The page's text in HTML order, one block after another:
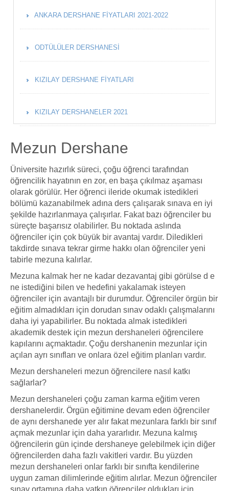
ANKARA DERSHANE FIYATLARI 2021-2022
ODTÜLÜLER DERSHANESI
KIZILAY DERSHANE FIYATLARI
KIZILAY DERSHANELER 2021
Mezun Dershane
Üniversite hazırlık süreci, çoğu öğrenci tarafından
öğrencilik hayatının en zor, en başa çıkılmaz aşaması
olarak görülür. Her öğrenci ileride okumak istedikleri
bölümü kazanabilmek adına ders çalışarak sınava en iyi
şekilde hazırlanmaya çalışırlar. Fakat bazı öğrenciler bu
süreçte başarısız olabilirler. Bu noktada aslında
öğrenciler için çok büyük bir avantaj vardır. Diledikleri
takdirde sınava tekrar girme hakkı olan öğrenciler yeni
tabirle mezuna kalırlar.
Mezuna kalmak her ne kadar dezavantaj gibi görülse d e
ne istediğini bilen ve hedefini yakalamak isteyen
öğrenciler için avantajlı bir durumdur. Öğrenciler örgün bir
eğitim almadıkları için dorudan sınav odaklı çalışmalarını
daha iyi yapabilirler. Bu noktada almak istedikleri
akademik destek için mezun dershaneleri öğrencilere
kapılarını açmaktadır. Çoğu dershanenin mezunlar için
açılan ayrı sınıfları ve onlara özel eğitim planları vardır.
Mezun dershaneleri mezun öğrencilere nasıl katkı
sağlarlar?
Mezun dershaneleri çoğu zaman karma eğitim veren
dershanelerdir. Örgün eğitimine devam eden öğrenciler
de aynı dershanede yer alır fakat mezunlara farklı bir sınıf
açmak mezunlar için daha yararlıdır. Mezuna kalmış
öğrencilerin gün içinde dershaneye gelebilmek için diğer
öğrencilerden daha fazlı vakitleri vardır. Bu yüzden
mezun dershaneleri onlar farklı bir sınıfta kendilerine
uygun zaman dilimlerinde eğitim alırlar. Mezun öğrenciler
sınav ortamına daha yatkın öğrenciler oldukları için